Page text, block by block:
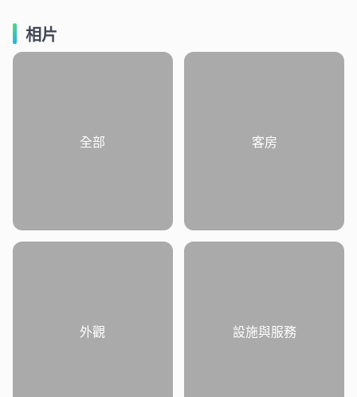
相片
全部 客房
外觀 設施與服務